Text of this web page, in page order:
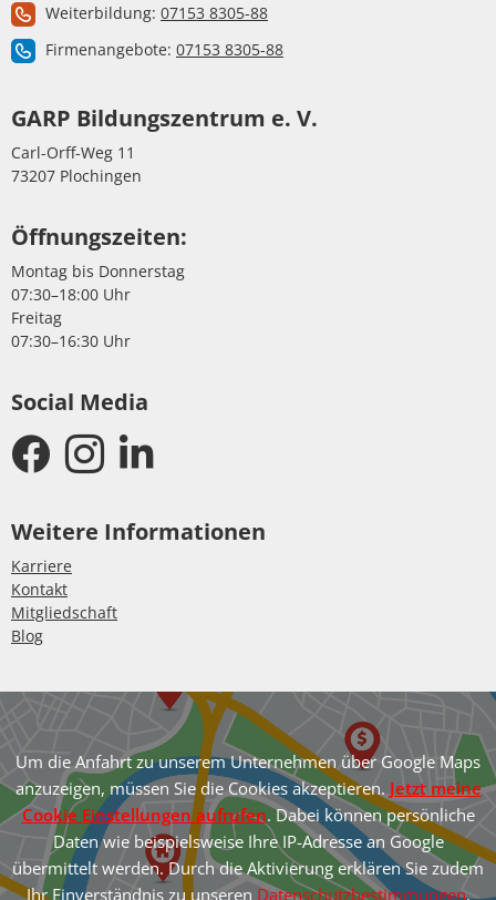
Weiterbildung: 07153 8305-88
Firmenangebote: 07153 8305-88
GARP Bildungszentrum e. V.
Carl-Orff-Weg 11
73207 Plochingen
Öffnungszeiten:
Montag bis Donnerstag
07:30–18:00 Uhr
Freitag
07:30–16:30 Uhr
Social Media
Weitere Informationen
Karriere
Kontakt
Mitgliedschaft
Blog
Um die Anfahrt zu unserem Unternehmen über Google Maps
anzuzeigen, müssen Sie die Cookies akzeptieren. Jetzt meine
Cookie Einstellungen aufrufen. Dabei können persönliche
Daten wie beispielsweise Ihre IP-Adresse an Google
übermittelt werden. Durch die Aktivierung erklären Sie zudem
Ihr Einverständnis zu unseren Datenschutzbestimmungen,